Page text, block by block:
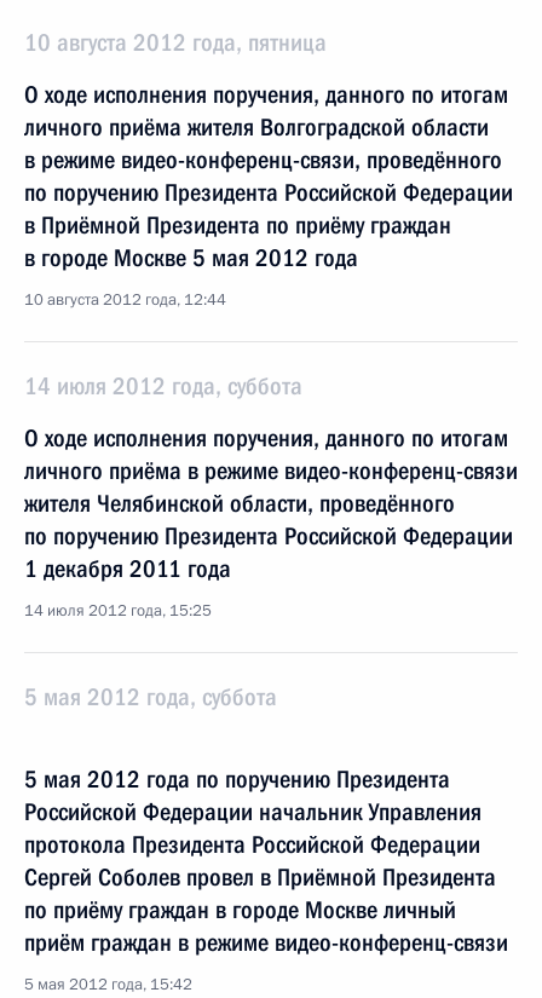
10 августа 2012 года, пятница
О ходе исполнения поручения, данного по итогам
личного приёма жителя Волгоградской области
в режиме видео-конференц-связи, проведённого
по поручению Президента Российской Федерации
в Приёмной Президента по приёму граждан
в городе Москве 5 мая 2012 года
10 августа 2012 года, 12:44
14 июля 2012 года, суббота
О ходе исполнения поручения, данного по итогам
личного приёма в режиме видео-конференц-связи
жителя Челябинской области, проведённого
по поручению Президента Российской Федерации
1 декабря 2011 года
14 июля 2012 года, 15:25
5 мая 2012 года, суббота
5 мая 2012 года по поручению Президента
Российской Федерации начальник Управления
протокола Президента Российской Федерации
Сергей Соболев провел в Приёмной Президента
по приёму граждан в городе Москве личный
приём граждан в режиме видео-конференц-связи
5 мая 2012 года, 15:42